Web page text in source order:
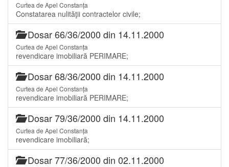
Curtea de Apel Constanța
Constatarea nulităţii contractelor civile;
Dosar 66/36/2000 din 14.11.2000
Curtea de Apel Constanța
revendicare imobiliară PERIMARE;
Dosar 68/36/2000 din 14.11.2000
Curtea de Apel Constanța
revendicare imobiliară PERIMARE;
Dosar 79/36/2000 din 14.11.2000
Curtea de Apel Constanța
revendicare imobiliară;
Dosar 77/36/2000 din 02.11.2000